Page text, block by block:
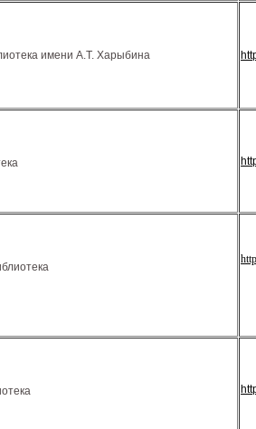
имени А.Т. Харыбина